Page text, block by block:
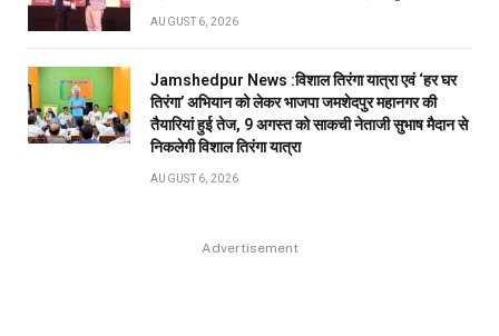
AUGUST 6, 2026
Jamshedpur News :विशाल तिरंगा यात्रा एवं ‘हर घर
तिरंगा’ अभियान को लेकर भाजपा जमशेदपुर महानगर की
तैयारियां हुई तेज, 9 अगस्त को साकची नेताजी सुभाष मैदान से
निकलेगी विशाल तिरंगा यात्रा
AUGUST 6, 2026
Advertisement